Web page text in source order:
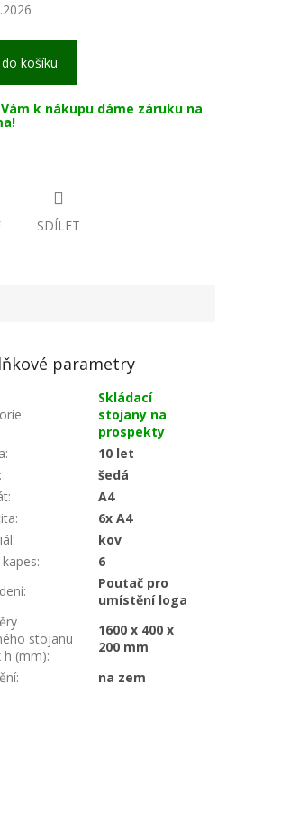
košíku
k nákupu dáme záruku na
SDÍLET
parametry
:
Skládací
stojany na
prospekty
:
10 let
:
šedá
:
A4
:
6x A4
:
kov
:
6
:
Poutač pro
umístění loga
stojanu
h (mm):
1600 x 400 x
200 mm
: na zem